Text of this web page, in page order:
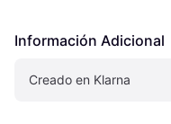
Información Adicional
Creado en Klarna